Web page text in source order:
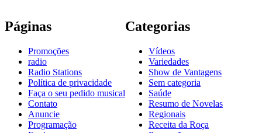
Páginas
Promoções
radio
Radio Stations
Política de privacidade
Faça o seu pedido musical
Contato
Anuncie
Programação
Categorias
Vídeos
Variedades
Show de Vantagens
Sem categoria
Saúde
Resumo de Novelas
Regionais
Receita da Roça